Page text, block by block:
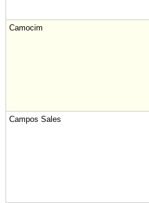
Camocim
Campos Sales